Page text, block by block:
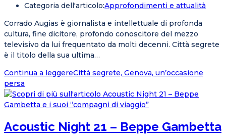
Categoria dell'articolo:Approfondimenti e attualità
Corrado Augias è giornalista e intellettuale di profonda
cultura, fine dicitore, profondo conoscitore del mezzo
televisivo da lui frequentato da molti decenni. Città segrete
è il titolo della sua ultima…
Continua a leggereCittà segrete, Genova, un’occasione
persa
Acoustic Night 21 – Beppe Gambetta